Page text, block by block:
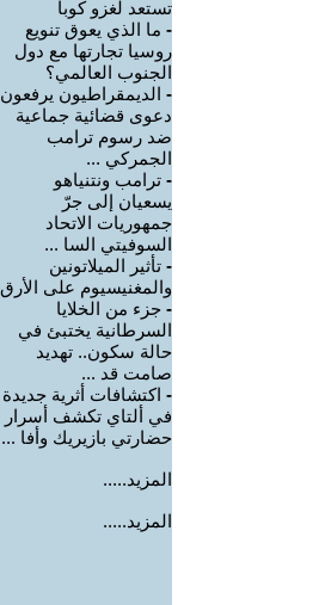
تستعد لغزو كوبا
- ما الذي يعوق تنويع
روسيا تجارتها مع دول
الجنوب العالمي؟
- الديمقراطيون يرفعون
دعوى قضائية جماعية
ضد رسوم ترامب
الجمركي ...
- ترامب ونتنياهو
يسعيان إلى جرّ
جمهوريات الاتحاد
السوفيتي السا ...
- تأثير الميلاتونين
والمغنيسيوم على الأرق
- جزء من الخلايا
السرطانية يختبئ في
حالة سكون.. تهديد
صامت قد ...
- اكتشافات أثرية جديدة
في ألتاي تكشف أسرار
حضارتي بازيريك وأفا ...
المزيد.....
المزيد.....